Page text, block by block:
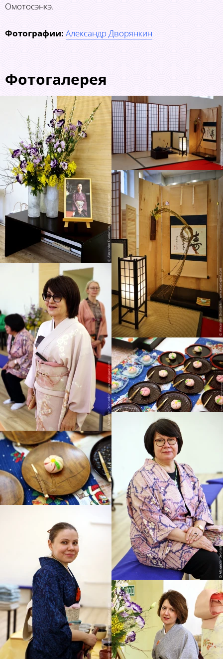
Омотосэнкэ.
Фотографии: Александр Дворянкин
Фотогалерея